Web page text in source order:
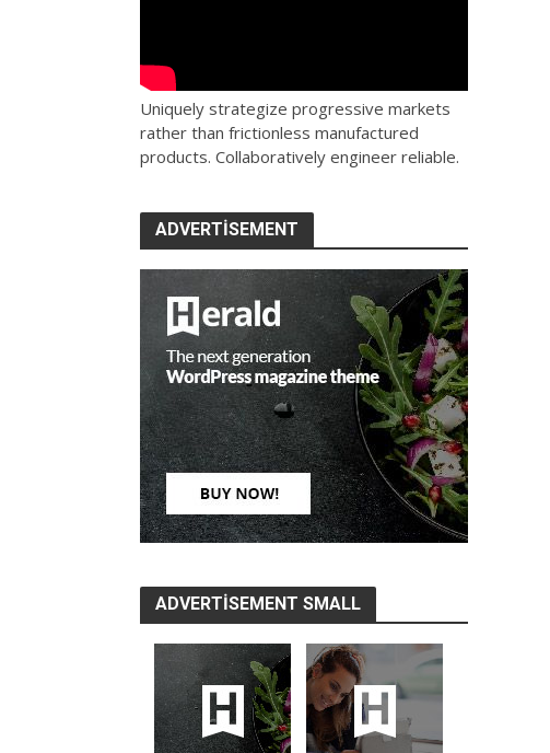
Uniquely strategize progressive markets
rather than frictionless manufactured
products. Collaboratively engineer reliable.
ADVERTISEMENT
ADVERTISEMENT SMALL